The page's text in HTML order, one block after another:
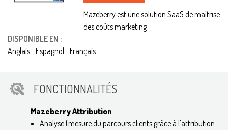
Mazeberry est une solution SaaS de maîtrise
des coûts marketing
DISPONIBLE EN :
Anglais Espagnol Français
FONCTIONNALITÉS
Mazeberry Attribution
Analyse (mesure du parcours clients grâce à l'attribution